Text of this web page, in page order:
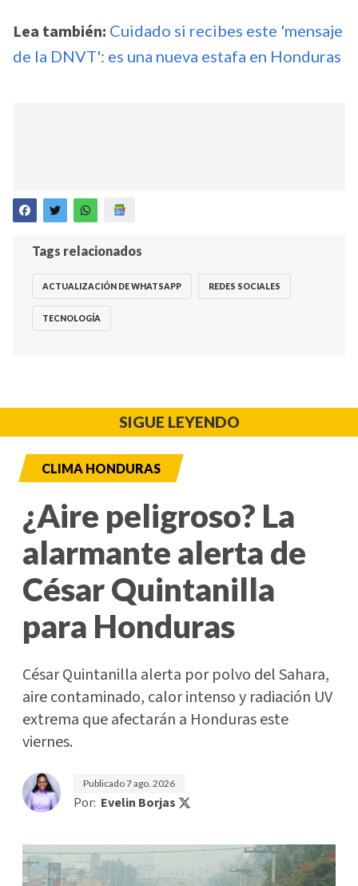
Lea también: Cuidado si recibes este 'mensaje
de la DNVT': es una nueva estafa en Honduras
Tags relacionados
ACTUALIZACIÓN DE WHATSAPP REDES SOCIALES
TECNOLOGÍA
SIGUE LEYENDO
CLIMA HONDURAS
¿Aire peligroso? La
alarmante alerta de
César Quintanilla
para Honduras
César Quintanilla alerta por polvo del Sahara,
aire contaminado, calor intenso y radiación UV
extrema que afectarán a Honduras este
viernes.
Publicado7 ago. 2026
Por: Evelin Borjas